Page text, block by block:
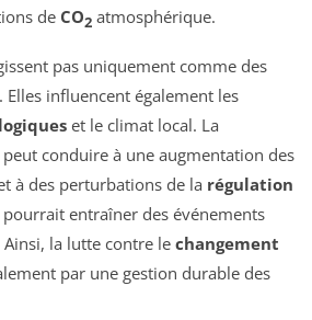
de CO2 atmosphérique.
pas uniquement comme des
influencent également les
et le climat local. La
conduire à une augmentation des
à des perturbations de la régulation
pourrait entraîner des événements
la lutte contre le changement
par une gestion durable des